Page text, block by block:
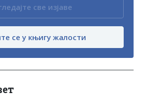
све изјаве
се у књигу жалости